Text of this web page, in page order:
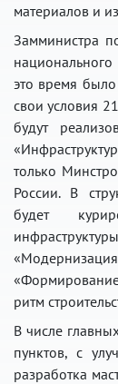
материалов и
Замминистра
это время
свои условия
будут
только
России. В
будет
ритм
В числе
пунктов, с
разработка